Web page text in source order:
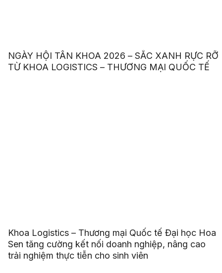
NGÀY HỘI TÂN KHOA 2026 – SẮC XANH RỰC RỠ
TỪ KHOA LOGISTICS – THƯƠNG MẠI QUỐC TẾ
Khoa Logistics – Thương mại Quốc tế Đại học Hoa
Sen tăng cường kết nối doanh nghiệp, nâng cao
trải nghiệm thực tiễn cho sinh viên